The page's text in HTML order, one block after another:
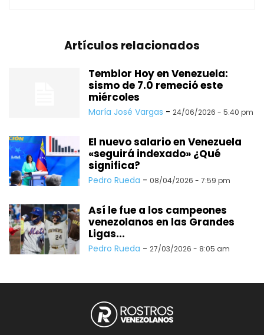
Artículos relacionados
Temblor Hoy en Venezuela:
sismo de 7.0 remeció este
miércoles
María José Vargas - 24/06/2026 - 5:40 pm
El nuevo salario en Venezuela
«seguirá indexado» ¿Qué
significa?
Pedro Rueda - 08/04/2026 - 7:59 pm
Así le fue a los campeones
venezolanos en las Grandes
Ligas...
Pedro Rueda - 27/03/2026 - 8:05 am